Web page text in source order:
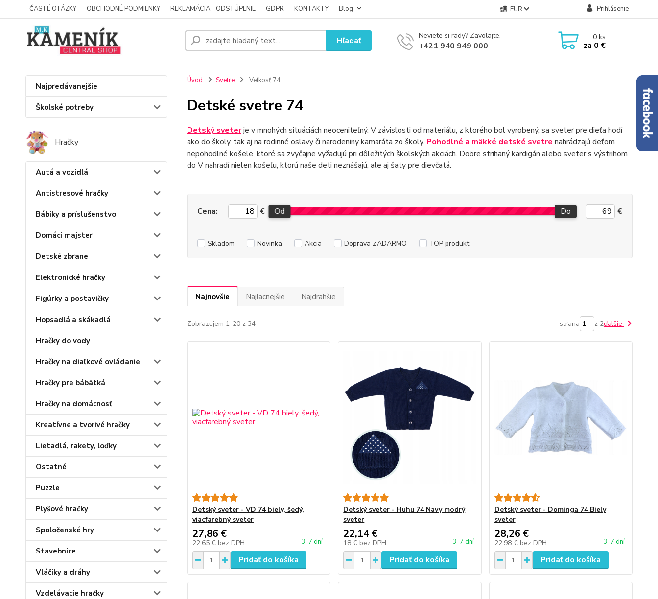
ČASTÉ OTÁZKY OBCHODNÉ PODMIENKY REKLAMÁCIA - ODSTÚPENIE GDPR KONTAKTY Blog EUR Prihlásenie
Hľadať Neviete si rady? Zavolajte.
+421 940 949 000
0ks
za 0 €
Najpredávanejšie
Školské potreby
Hračky
Autá a vozidlá
Antistresové hračky
Bábiky a príslušenstvo
Domáci majster
Detské zbrane
Elektronické hračky
Figúrky a postavičky
Hopsadlá a skákadlá
Hračky do vody
Hračky na diaľkové ovládanie
Hračky pre bábätká
Hračky na domácnosť
Kreatívne a tvorivé hračky
Lietadlá, rakety, loďky
Ostatné
Puzzle
Plyšové hračky
Spoločenské hry
Stavebnice
Vláčiky a dráhy
Vzdelávacie hračky
Úvod Svetre Veľkosť 74
Detské svetre 74
Detský sveterje v mnohých situáciách neoceniteľný. V závislosti od materiálu, z ktorého bol vyrobený, sa sveter pre dieťa hodí
ako do školy, tak aj na rodinné oslavy či narodeniny kamaráta zo školy. Pohodlné a mäkké detské svetre nahrádzajú deťom
nepohodlné košele, ktoré sa zvyčajne vyžadujú pri dôležitých školských akciách. Dobre strihaný kardigán alebo sveter s výstrihom
do V nahradí nielen košeľu, ktorú naše deti neznášajú, ale aj šaty pre dievčatá.
Cena: € Od Do €
Skladom Novinka Akcia Doprava ZADARMO TOP produkt
Najnovšie Najlacnejšie Najdrahšie
Zobrazujem 1-20 z 34 strana z 2ďalšie
Detský sveter - VD 74 biely, šedý,
viacfarebný sveter
27,86 €
22,65 € bez DPH 3-7 dní
Pridať do košíka
Detský sveter - Huhu 74 Navy modrý
sveter
22,14 €
18 € bez DPH 3-7 dní
Pridať do košíka
Detský sveter - Dominga 74 Biely
sveter
28,26 €
22,98 € bez DPH 3-7 dní
Pridať do košíka